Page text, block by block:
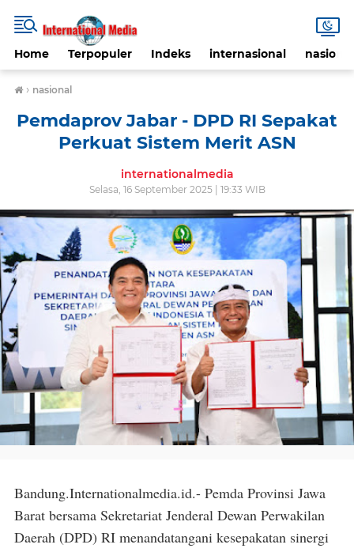
Home Terpopuler Indeks internasional nasional
› nasional
Pemdaprov Jabar - DPD RI Sepakat
Perkuat Sistem Merit ASN
internationalmedia
Selasa, 16 September 2025 | 19:33 WIB
Bandung.Internationalmedia.id.- Pemda Provinsi Jawa
Barat bersama Sekretariat Jenderal Dewan Perwakilan
Daerah (DPD) RI menandatangani kesepakatan sinergi